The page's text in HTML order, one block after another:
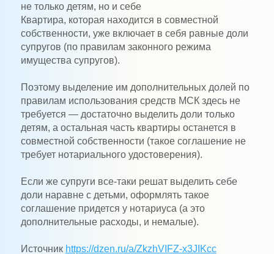
не только детям, но и себе
Квартира, которая находится в совместной
собственности, уже включает в себя равные доли
супругов (по правилам законного режима
имущества супругов).
Поэтому выделение им дополнительных долей по
правилам использования средств МСК здесь не
требуется — достаточно выделить доли только
детям, а остальная часть квартиры останется в
совместной собственности (такое соглашение не
требует нотариального удостоверения).
Если же супруги все-таки решат выделить себе
доли наравне с детьми, оформлять такое
соглашение придется у нотариуса (а это
дополнительные расходы, и немалые).
Источник https://dzen.ru/a/ZkzhVIFZ-x3JIKcc